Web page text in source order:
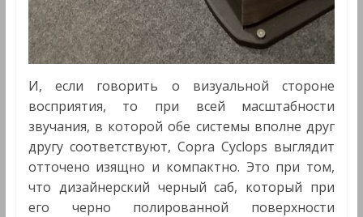
И, если говорить о визуальной стороне
восприятия, то при всей масштабности
звучания, в которой обе системы вполне друг
другу соответствуют, Copra Cyclops выглядит
отточено изящно и компактно. Это при том,
что дизайнерский черный саб, который при
его черно полированной поверхности